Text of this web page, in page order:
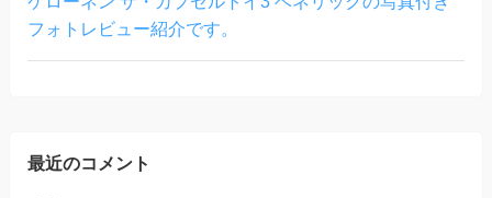
フォトレビュー紹介です。
最近のコメント